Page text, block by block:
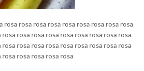
rosa rosa rosa rosa rosa rosa rosa rosa rosa
rosa rosa rosa rosa rosa rosa rosa rosa
rosa rosa rosa rosa rosa rosa rosa rosa
rosa rosa rosa rosa